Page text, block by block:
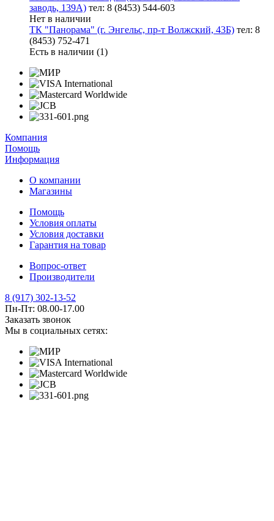
заводь, 139А) тел: 8 (8453) 544-603
Нет в наличии
ТК "Панорама" (г. Энгельс, пр-т Волжский, 43Б) тел: 8
(8453) 752-471
Есть в наличии (1)
Компания
Помощь
Информация
О компании
Магазины
Помощь
Условия оплаты
Условия доставки
Гарантия на товар
Вопрос-ответ
Производители
8 (917) 302-13-52
Пн-Пт: 08.00-17.00
Заказать звонок
Мы в социальных сетях: